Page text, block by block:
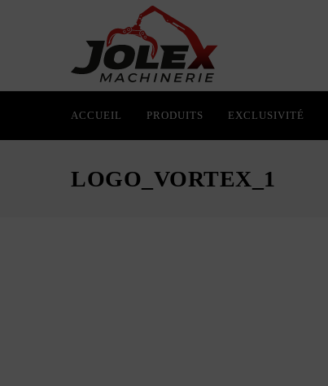
ACCUEIL PRODUITS EXCLUSIVITÉ
LOGO_VORTEX_1